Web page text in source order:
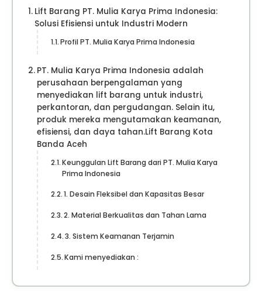
Lift Barang PT. Mulia Karya Prima Indonesia:
Solusi Efisiensi untuk Industri Modern
Profil PT. Mulia Karya Prima Indonesia
PT. Mulia Karya Prima Indonesia adalah
perusahaan berpengalaman yang
menyediakan lift barang untuk industri,
perkantoran, dan pergudangan. Selain itu,
produk mereka mengutamakan keamanan,
efisiensi, dan daya tahan.Lift Barang Kota
Banda Aceh
Keunggulan Lift Barang dari PT. Mulia Karya
Prima Indonesia
1. Desain Fleksibel dan Kapasitas Besar
2. Material Berkualitas dan Tahan Lama
3. Sistem Keamanan Terjamin
Kami menyediakan :